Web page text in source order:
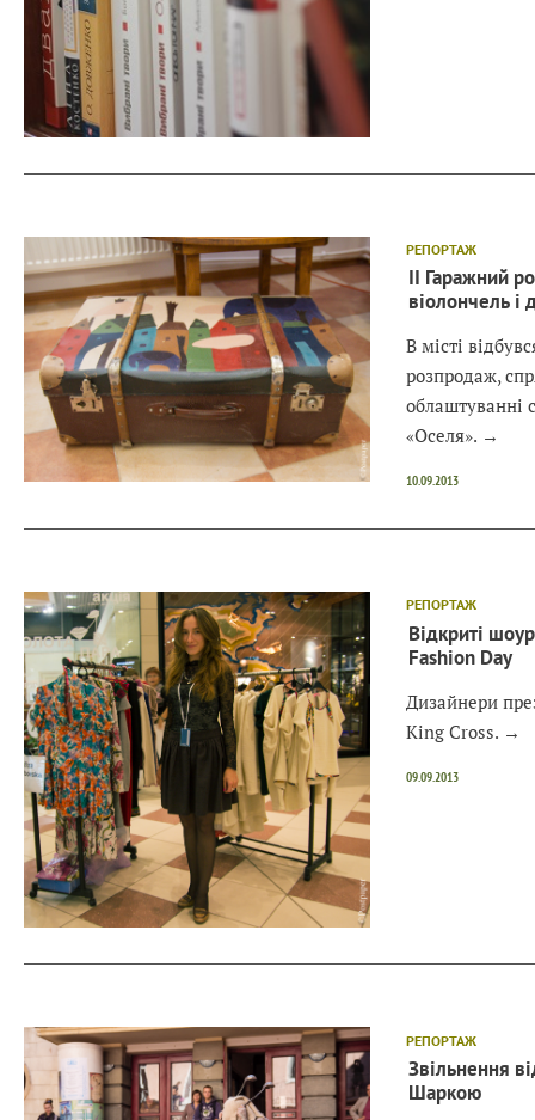
РЕПОРТАЖ
ІІ Гаражний
віолончель і
В місті
розпродаж,
облаштуванні
«Оселя». →
10.09.2013
РЕПОРТАЖ
Відкриті
Fashion Day
Дизайнери
King Cross. →
09.09.2013
РЕПОРТАЖ
Звільнення
Шаркою